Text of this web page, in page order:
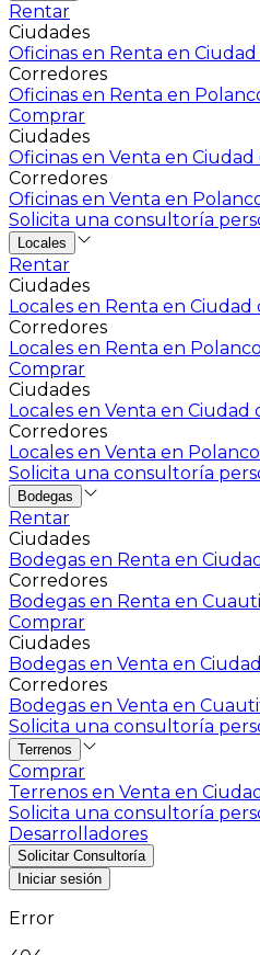
Rentar
Ciudades
Oficinas en Renta en
Corredores
Oficinas en Renta en
Comprar
Ciudades
Oficinas en Venta en Ciudad
Corredores
Oficinas en Venta en
Solicita una consultoría
Locales
Rentar
Ciudades
Locales en Renta en Ciudad
Corredores
Locales en Renta en Polanco
Comprar
Ciudades
Locales en Venta en Ciudad
Corredores
Locales en Venta en Polanco
Solicita una consultoría
Bodegas
Rentar
Ciudades
Bodegas en Renta en
Corredores
Bodegas en Renta en
Comprar
Ciudades
Bodegas en Venta en
Corredores
Bodegas en Venta en
Solicita una consultoría
Terrenos
Comprar
Terrenos en Venta en
Solicita una consultoría
Desarrolladores
Solicitar Consultoría
Iniciar sesión
Error